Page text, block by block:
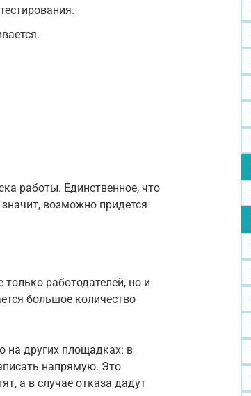
работы. Единственное, что
возможно придется
работодателей, но и
большое количество
на других площадках: в
напрямую. Это
а в случае отказа дадут